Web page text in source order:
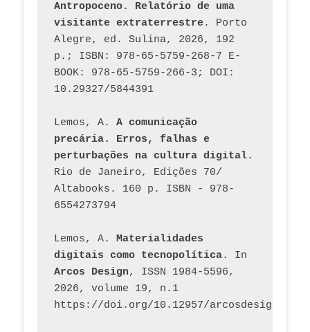
Antropoceno. Relatório de uma
visitante extraterrestre. Porto
Alegre, ed. Sulina, 2026, 192
p.; ISBN: 978-65-5759-268-7 E-
BOOK: 978-65-5759-266-3; DOI:
10.29327/5844391
Lemos, A. A comunicação
precária. Erros, falhas e
perturbações na cultura digital.
Rio de Janeiro, Edições 70/
Altabooks. 160 p. ISBN - 978-
6554273794
Lemos, A. Materialidades
digitais como tecnopolítica
Arcos Design, ISSN 1984-5596,
2026, volume 19, n.1
https://doi.org/10.12957/